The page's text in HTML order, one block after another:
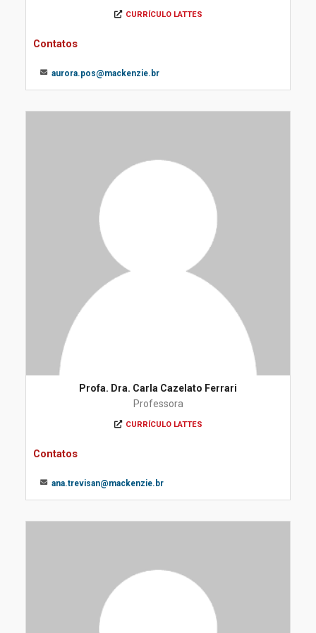
CURRÍCULO LATTES
Contatos
aurora.pos@mackenzie.br
Profa. Dra. Carla Cazelato Ferrari
Professora
CURRÍCULO LATTES
Contatos
ana.trevisan@mackenzie.br